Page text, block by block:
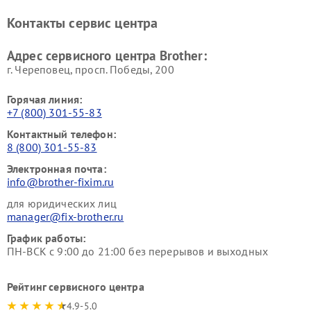
Контакты сервис центра
Адрес сервисного центра Brother:
г. Череповец, просп. Победы, 200
Горячая линия:
+7 (800) 301-55-83
Контактный телефон:
8 (800) 301-55-83
Электронная почта:
info@brother-fixim.ru
для юридических лиц
manager@fix-brother.ru
График работы:
ПН-ВСК с 9:00 до 21:00 без перерывов и выходных
Рейтинг сервисного центра
4.9-5.0